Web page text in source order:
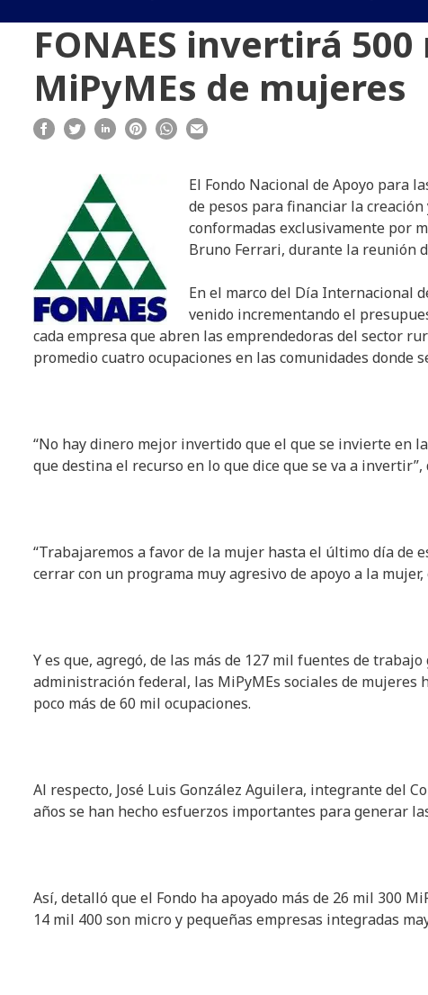
FONAES invertirá
MiPyMEs de mujeres
El Fondo Nacional de Apoyo para
de pesos para financiar la
conformadas exclusivamente por
Bruno Ferrari, durante la reunión
En el marco del Día Internacional
venido incrementando el
cada empresa que abren las emprendedoras del sector
promedio cuatro ocupaciones en las comunidades donde
“No hay dinero mejor invertido que el que se invierte en
que destina el recurso en lo que dice que se va a invertir”,
“Trabajaremos a favor de la mujer hasta el último día de
cerrar con un programa muy agresivo de apoyo a la
Y es que, agregó, de las más de 127 mil fuentes de
administración federal, las MiPyMEs sociales de mujeres
poco más de 60 mil ocupaciones.
Al respecto, José Luis González Aguilera, integrante del
años se han hecho esfuerzos importantes para generar
Así, detalló que el Fondo ha apoyado más de 26 mil 300
14 mil 400 son micro y pequeñas empresas integradas